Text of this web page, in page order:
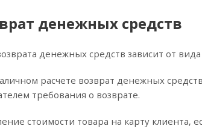
денежных средств
денежных средств зависит от
расчете возврат денежных
требования о возврате.
стоимости товара на карту клиента,